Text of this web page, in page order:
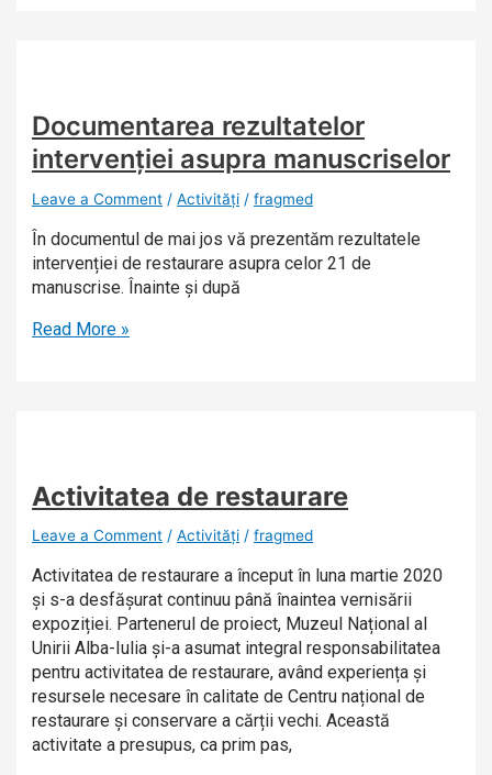
Documentarea rezultatelor
intervenției asupra manuscriselor
Leave a Comment /Activități /fragmed
În documentul de mai jos vă prezentăm rezultatele
intervenției de restaurare asupra celor 21 de
manuscrise. Înainte și după
Read More »
Activitatea de restaurare
Leave a Comment /Activități /fragmed
Activitatea de restaurare a început în luna martie 2020
și s-a desfășurat continuu până înaintea vernisării
expoziției. Partenerul de proiect, Muzeul Național al
Unirii Alba-Iulia și-a asumat integral responsabilitatea
pentru activitatea de restaurare, având experiența și
resursele necesare în calitate de Centru național de
restaurare și conservare a cărții vechi. Această
activitate a presupus, ca prim pas,